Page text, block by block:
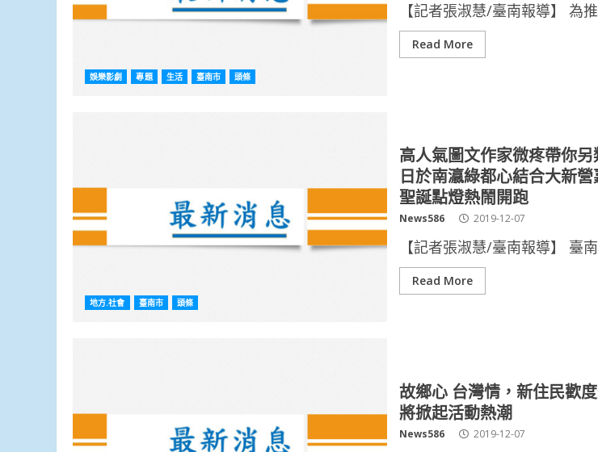
娛樂影劇 專題 生活 臺南市 頭條
【記者張淑慧/臺南報導】 為
Read More
地方.社會 臺南市 頭條
高人氣圖文作家微疼帶你另
日於南瀛綠都心結合大新
聖誕點燈熱鬧開跑
News586 2019-12-07
【記者張淑慧/臺南報導】 臺
Read More
故鄉心 台灣情，新住民歡度
將掀起活動熱潮
News586 2019-12-07